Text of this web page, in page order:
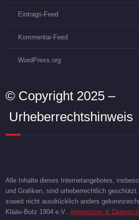
Eintrags-Feed
Kommentar-Feed
WordPress.org
© Copyright 2025 –
Urheberrechtshinweis
Alle Inhalte dieses Internetangebotes,
und Grafiken, sind urheberrechtlich
soweit nicht ausdrücklich anders
Klääv-Botz 1904 e.V..
Impressum &